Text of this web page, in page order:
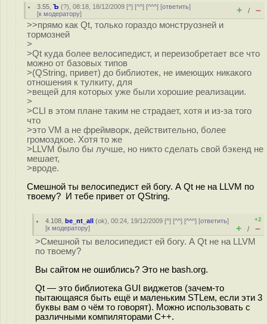
3.55 ,Ъ (?), 08:18, 18/12/2009 [^] [^^] [^^^] [ответить]
[к модератору] + / –
>>прямо как Qt, только гораздо монструозней и
тормозней
>
>Qt куда более велосипедист, и переизобретает все что
можно от базовых типов
>(QString, привет) до библиотек, не имеющих никакого
отношения к тулкиту, для
>вещей для которых уже были хорошие реализации.
>
>CLI в этом плане таким не страдает, хотя и из-за того
что
>это VM а не фреймворк, действительно, более
громоздкое. Хотя то же
>LLVM было бы лучше, но никто сделать свой бэкенд не
мешает,
>вроде.
Смешной ты велосипедист ей богу. А Qt не на LLVM по
твоему? И тебе привет от QString.
4.108 ,be_nt_all (ok), 00:24, 19/12/2009 [^] [^^] [^^^] [ответить]
[к модератору]
+2
+ / –
>Смешной ты велосипедист ей богу. А Qt не на LLVM
по твоему?
Вы сайтом не ошиблись? Это не bash.org.
Qt — это библиотека GUI виджетов (зачем-то
пытающаяся быть ещё и маленьким STLем, если эти 3
буквы вам о чём то говорят). Можно использовать с
различными компиляторами C++.